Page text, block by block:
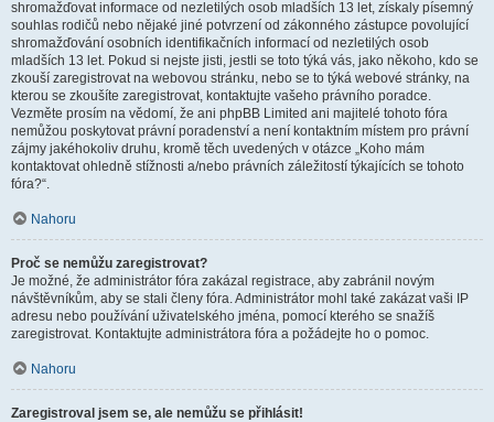
shromažďovat informace od nezletilých osob mladších 13 let, získaly písemný
souhlas rodičů nebo nějaké jiné potvrzení od zákonného zástupce povolující
shromažďování osobních identifikačních informací od nezletilých osob
mladších 13 let. Pokud si nejste jisti, jestli se toto týká vás, jako někoho, kdo se
zkouší zaregistrovat na webovou stránku, nebo se to týká webové stránky, na
kterou se zkoušíte zaregistrovat, kontaktujte vašeho právního poradce.
Vezměte prosím na vědomí, že ani phpBB Limited ani majitelé tohoto fóra
nemůžou poskytovat právní poradenství a není kontaktním místem pro právní
zájmy jakéhokoliv druhu, kromě těch uvedených v otázce „Koho mám
kontaktovat ohledně stížnosti a/nebo právních záležitostí týkajících se tohoto
fóra?“.
Nahoru
Proč se nemůžu zaregistrovat?
Je možné, že administrátor fóra zakázal registrace, aby zabránil novým
návštěvníkům, aby se stali členy fóra. Administrátor mohl také zakázat vaši IP
adresu nebo používání uživatelského jména, pomocí kterého se snažíš
zaregistrovat. Kontaktujte administrátora fóra a požádejte ho o pomoc.
Nahoru
Zaregistroval jsem se, ale nemůžu se přihlásit!